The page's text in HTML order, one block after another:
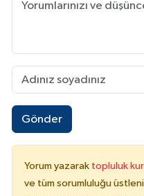
Gönder
Yorum yazarak topluluk
ve tüm sorumluluğu